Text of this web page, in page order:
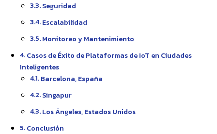
Seguridad
Escalabilidad
Monitoreo y Mantenimiento
Casos de Éxito de Plataformas de IoT en Ciudades
Inteligentes
Barcelona, España
Singapur
Los Ángeles, Estados Unidos
Conclusión